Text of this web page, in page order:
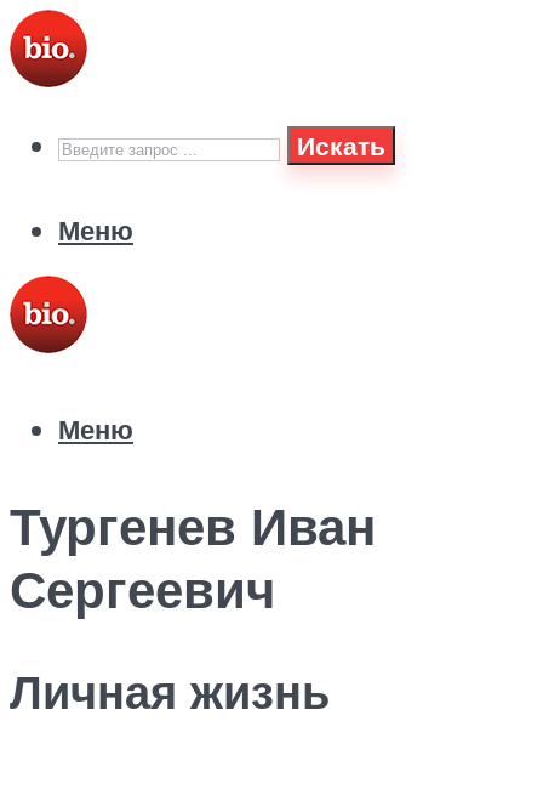
Искать
Меню
Меню
Тургенев Иван
Сергеевич
Личная жизнь